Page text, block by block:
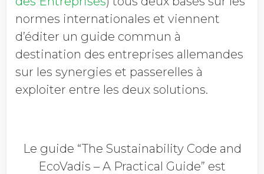
normes internationales et viennent
d’éditer un guide commun à
destination des entreprises allemandes
sur les synergies et passerelles à
exploiter entre les deux solutions.
Le guide “The Sustainability Code and
EcoVadis – A Practical Guide” est